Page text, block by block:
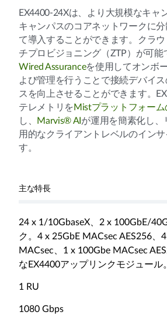
EX4400-24Xは、より大規模なキャ
キャンパスのコアネットワークに
て導入することができます。クラ
チプロビジョニング（ZTP）が可能
Wired Assuranceを使用してオンボ
よび管理を行うことで接続デバイ
スを向上させることができます。
テレメトリをMistプラットフォーム
し、
Marvis® AI が運用を簡素化し、
用的なクライアントレベルのイン
す。
主な特長
24 x 1/10GbaseX、2 x 100GbE/
ク。4 x 25GbE MACsec AES256、
MACsec、1 x 100Gbe MACsec
なEX4400アップリンクモジュール。
1 RU
1080 Gbps